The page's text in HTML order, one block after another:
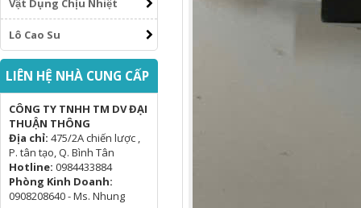
Vật Dụng Chịu Nhiệt
Lô Cao Su
LIÊN HỆ NHÀ CUNG CẤP
CÔNG TY TNHH TM DV ĐẠI
THUẬN THÔNG
Địa chỉ: 475/2A chiến lược ,
P. tân tạo, Q. Bình Tân
Hotline: 0984433884
Phòng Kinh Doanh:
0908208640 - Ms. Nhung